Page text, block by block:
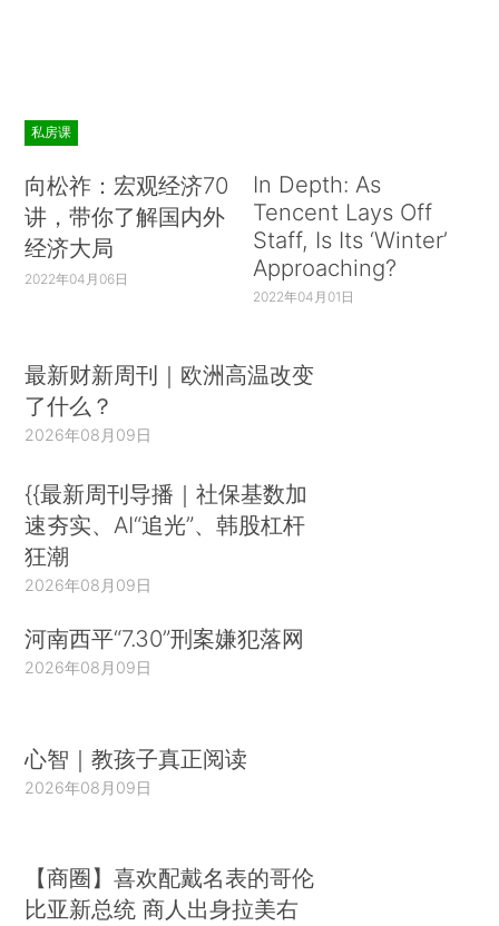
私房课
向松祚：宏观经济70
讲，带你了解国内外
经济大局
2022年04月06日
In Depth: As
Tencent Lays Off
Staff, Is Its ‘Winter’
Approaching?
2022年04月01日
最新财新周刊｜欧洲高温改变
了什么？
2026年08月09日
{{最新周刊导播｜社保基数加
速夯实、AI“追光”、韩股杠杆
狂潮
2026年08月09日
河南西平“7.30”刑案嫌犯落网
2026年08月09日
心智｜教孩子真正阅读
2026年08月09日
【商圈】喜欢配戴名表的哥伦
比亚新总统 商人出身拉美右